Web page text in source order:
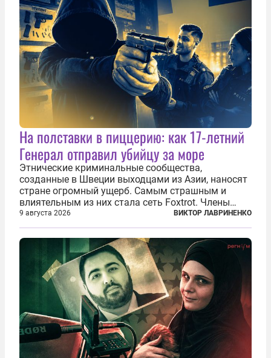
На полставки в пиццерию: как 17-летний
Генерал отправил убийцу за море
Этнические криминальные сообщества,
созданные в Швеции выходцами из Азии, наносят
стране огромный ущерб. Самым страшным и
влиятельным из них стала сеть Foxtrot. Члены
этой сети не только убивают и грабят шведов,
подсаживают их на наркотики, но и совершают
нечто еще даже более страшное — массово...
9 августа 2026 ВИКТОР ЛАВРИНЕНКО